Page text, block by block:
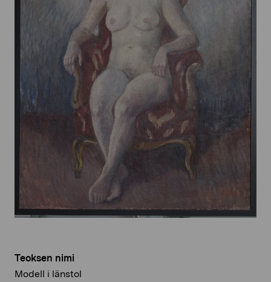
Teoksen nimi
Modell i länstol